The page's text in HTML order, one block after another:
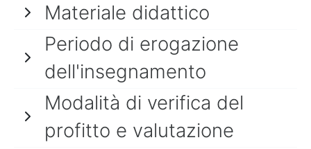
Materiale didattico
Periodo di erogazione
dell'insegnamento
Modalità di verifica del
profitto e valutazione